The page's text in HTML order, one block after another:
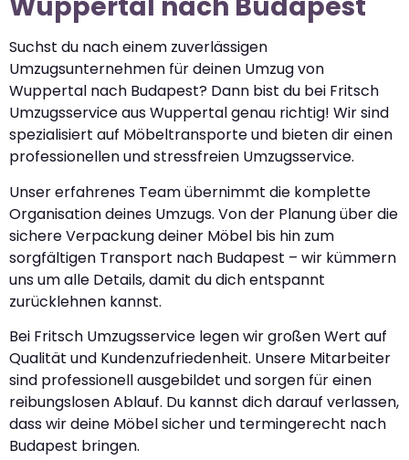
Wuppertal nach Budapest
Suchst du nach einem zuverlässigen
Umzugsunternehmen für deinen Umzug von
Wuppertal nach Budapest? Dann bist du bei Fritsch
Umzugsservice aus Wuppertal genau richtig! Wir sind
spezialisiert auf Möbeltransporte und bieten dir einen
professionellen und stressfreien Umzugsservice.
Unser erfahrenes Team übernimmt die komplette
Organisation deines Umzugs. Von der Planung über die
sichere Verpackung deiner Möbel bis hin zum
sorgfältigen Transport nach Budapest – wir kümmern
uns um alle Details, damit du dich entspannt
zurücklehnen kannst.
Bei Fritsch Umzugsservice legen wir großen Wert auf
Qualität und Kundenzufriedenheit. Unsere Mitarbeiter
sind professionell ausgebildet und sorgen für einen
reibungslosen Ablauf. Du kannst dich darauf verlassen,
dass wir deine Möbel sicher und termingerecht nach
Budapest bringen.